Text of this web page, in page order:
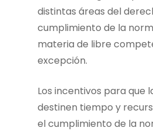
distintas áreas del
cumplimiento de la
materia de libre
excepción.
Los incentivos para que
destinen tiempo y
el cumplimiento de la